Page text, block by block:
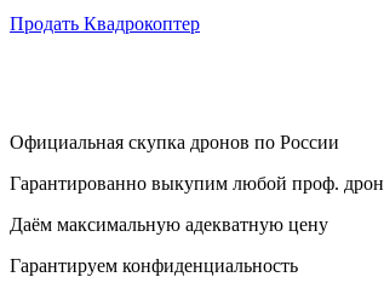
Продать Квадрокоптер
Официальная скупка дронов по России
Гарантированно выкупим любой проф. дрон
Даём максимальную адекватную цену
Гарантируем конфиденциальность